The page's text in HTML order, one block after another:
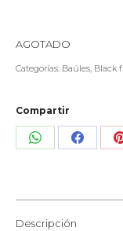
AGOTADO
Categorías: Baúles, Black
Compartir
Share Share
Descripción